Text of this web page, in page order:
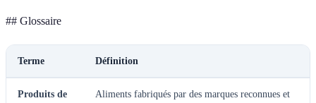
## Glossaire
Terme Définition
Produits de
Aliments fabriqués par des marques reconnues et